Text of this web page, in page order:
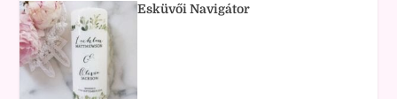
Esküvői Navigátor